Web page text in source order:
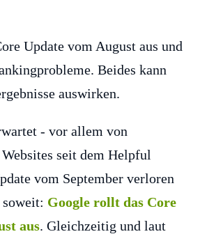
Update vom August aus und
Beides kann
auswirken.
- vor allem von
seit dem Helpful
vom September verloren
Google rollt das Core
aus. Gleichzeitig und laut